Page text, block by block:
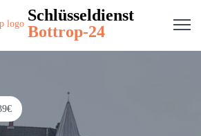
Schlüsseldienst
Bottrop-24